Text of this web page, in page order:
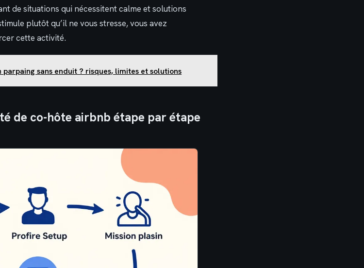
de situations qui nécessitent calme et solutions
plutôt qu’il ne vous stresse, vous avez
cette activité.
parpaing sans enduit ? risques, limites et solutions
de co-hôte airbnb étape par étape